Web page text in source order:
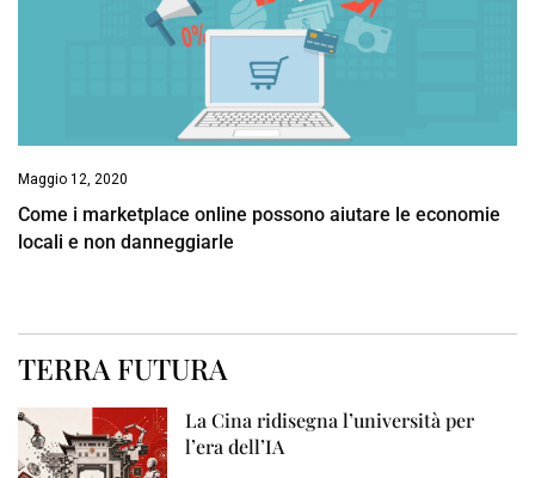
Maggio 12, 2020
Come i marketplace online possono aiutare le economie
locali e non danneggiarle
TERRA FUTURA
La Cina ridisegna l’università per
l’era dell’IA